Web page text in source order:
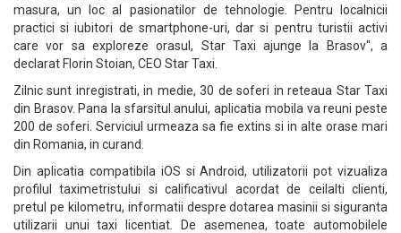
masura, un loc al pasionatilor de tehnologie. Pentru localnicii
practici si iubitori de smartphone-uri, dar si pentru turistii activi
care vor sa exploreze orasul, Star Taxi ajunge la Brasov", a
declarat Florin Stoian, CEO Star Taxi.
Zilnic sunt inregistrati, in medie, 30 de soferi in reteaua Star Taxi
din Brasov. Pana la sfarsitul anului, aplicatia mobila va reuni peste
200 de soferi. Serviciul urmeaza sa fie extins si in alte orase mari
din Romania, in curand.
Din aplicatia compatibila iOS si Android, utilizatorii pot vizualiza
profilul taximetristului si calificativul acordat de ceilalti clienti,
pretul pe kilometru, informatii despre dotarea masinii si siguranta
utilizarii unui taxi licentiat. De asemenea, toate automobilele